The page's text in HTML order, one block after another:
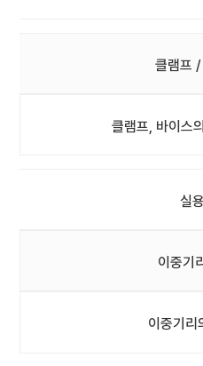
클램프
클램프, 바이스
실
이중기
이중기리